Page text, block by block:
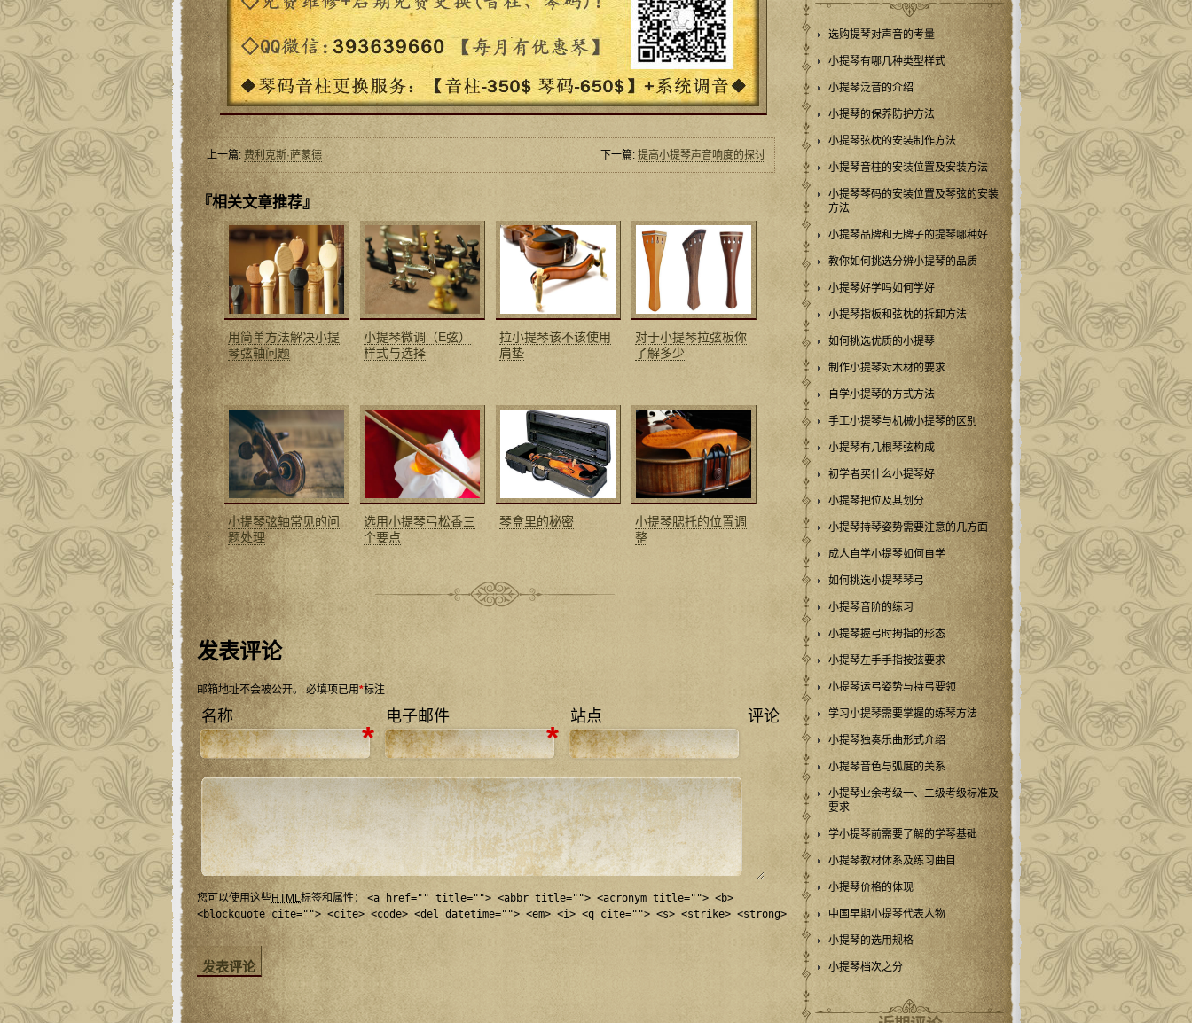
上一篇: 费利克斯·萨蒙德 下一篇: 提高小提琴声音响度的探讨
『相关文章推荐』
用简单方法解决小提
琴弦轴问题
小提琴微调（E弦）
样式与选择
拉小提琴该不该使用
肩垫
对于小提琴拉弦板你
了解多少
小提琴弦轴常见的问
题处理
选用小提琴弓松香三
个要点
琴盒里的秘密
小提琴腮托的位置调
整
发表评论
邮箱地址不会被公开。 必填项已用*标注
名称
*
电子邮件
*
站点 评论
您可以使用这些HTML标签和属性： <a href="" title=""> <abbr title=""> <acronym title=""> <b>
<blockquote cite=""> <cite> <code> <del datetime=""> <em> <i> <q cite=""> <s> <strike> <strong>
选购提琴对声音的考量
小提琴有哪几种类型样式
小提琴泛音的介绍
小提琴的保养防护方法
小提琴弦枕的安装制作方法
小提琴音柱的安装位置及安装方法
小提琴琴码的安装位置及琴弦的安装
方法
小提琴品牌和无牌子的提琴哪种好
教你如何挑选分辨小提琴的品质
小提琴好学吗如何学好
小提琴指板和弦枕的拆卸方法
如何挑选优质的小提琴
制作小提琴对木材的要求
自学小提琴的方式方法
手工小提琴与机械小提琴的区别
小提琴有几根琴弦构成
初学者买什么小提琴好
小提琴把位及其划分
小提琴持琴姿势需要注意的几方面
成人自学小提琴如何自学
如何挑选小提琴琴弓
小提琴音阶的练习
小提琴握弓时拇指的形态
小提琴左手手指按弦要求
小提琴运弓姿势与持弓要领
学习小提琴需要掌握的练琴方法
小提琴独奏乐曲形式介绍
小提琴音色与弧度的关系
小提琴业余考级一、二级考级标准及
要求
学小提琴前需要了解的学琴基础
小提琴教材体系及练习曲目
小提琴价格的体现
中国早期小提琴代表人物
小提琴的选用规格
小提琴档次之分